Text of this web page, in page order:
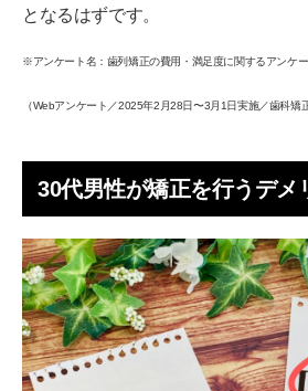
となるはずです。
※アンケート名：歯列矯正の費用・満足度に関するアンケー
（Webアンケート／2025年2月28日〜3月1日実施／歯科矯
30代男性が矯正を行うデメ